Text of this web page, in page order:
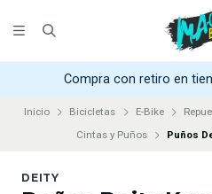
Compra con retiro en
Inicio Bicicletas E-Bike
Cintas y Puños
Puños
DEITY